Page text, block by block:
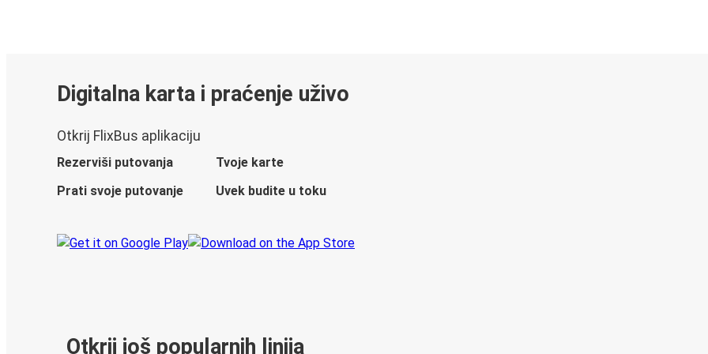
Digitalna karta i praćenje uživo
Otkrij FlixBus aplikaciju
Rezerviši putovanja
Tvoje karte
Prati svoje putovanje
Uvek budite u toku
Otkrij još popularnih linija